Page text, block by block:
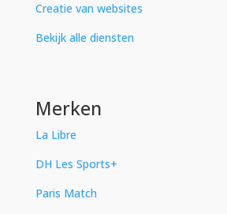
Creatie van websites
Bekijk alle diensten
Merken
La Libre
DH Les Sports+
Paris Match